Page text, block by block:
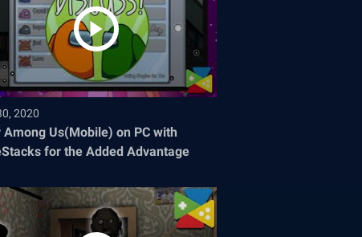
2020
Among Us(Mobile) on PC with
for the Added Advantage